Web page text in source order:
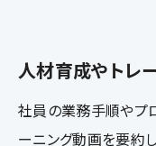
人材育成やトレ
社員の業務手順やプ
ーニング動画を要約